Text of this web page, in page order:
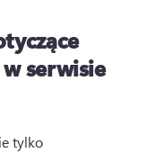
serwisie
tylko